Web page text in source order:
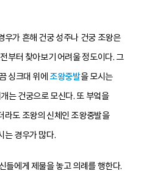
우가 흔해 건궁 성주나 건궁 조왕은
부터 찾아보기 어려울 정도이다. 그
싱크대 위에 조왕중발을 모시는
는 건궁으로 모신다. 또 부엌을
라도 조왕의 신체인 조왕중발을
는 경우가 많다.
들에게 제물을 놓고 의례를 행한다.